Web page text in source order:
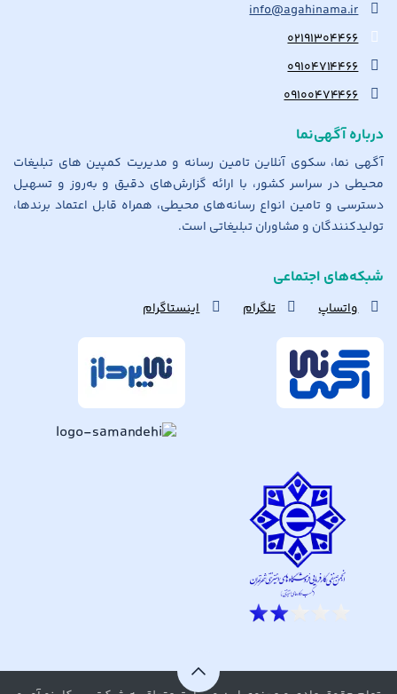
info@agahinama.ir
۰۲۱۹۱۳۰۴۴۶۶
۰۹۱۰۴۷۱۴۴۶۶
۰۹۱۰۰۴۷۴۴۶۶
درباره آگهی‌نما
آگهی نما، سکوی آنلاین تامین رسانه و مدیریت کمپین های تبلیغات
محیطی در سراسر کشور، با ارائه گزارش‌های دقیق و به‌روز و تسهیل
دسترسی و تامین انواع رسانه‌های محیطی، همراه قابل اعتماد برندها،
تولیدکنندگان و مشاوران تبلیغاتی است.
شبکه‌های اجتماعی
واتساپ تلگرام اینستاگرام